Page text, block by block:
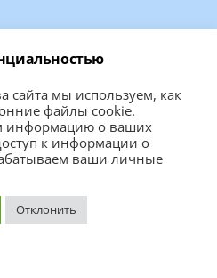
(+372) 5822 9452
связь:
поделиться, сообщите
НОВОСТЬ
сайта мы используем, как
файлы cookie.
информацию о ваших
к информации о
ваши личные
Отклонить